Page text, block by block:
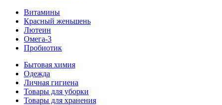
Витамины
Красный женьшень
Лютеин
Омега-3
Пробиотик
Бытовая химия
Одежда
Личная гигиена
Товары для уборки
Товары для хранения